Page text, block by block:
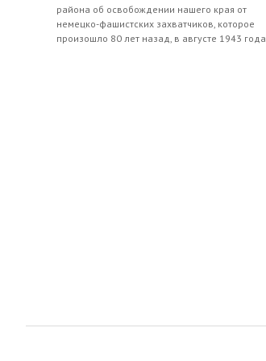
района об освобождении нашего края от
немецко-фашистских захватчиков, которое
произошло 80 лет назад, в августе 1943 года.